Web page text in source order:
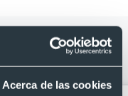
Acerca de las cookies
con Llavero